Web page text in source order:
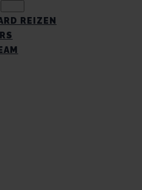
REIZEN